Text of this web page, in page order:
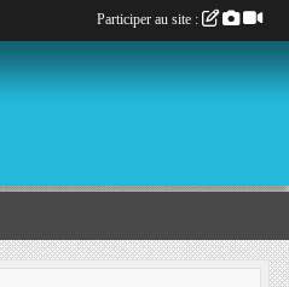
Participer au site :